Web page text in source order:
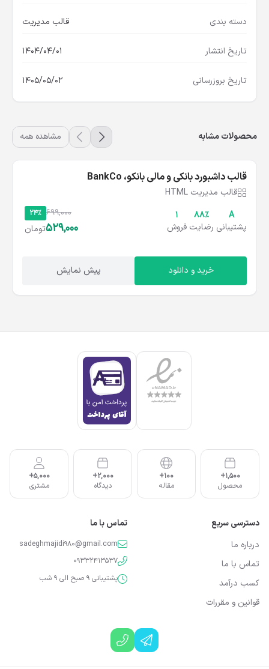
دسته بندی قالب مدیریت
تاریخ انتشار 1404/04/01
تاریخ بروزرسانی 1405/05/02
محصولات مشابه مشاهده همه
قالب داشبورد بانکی و مالی بانکو، BankCo
قالب مدیریت HTML
A
پشتیبانی
۸۸%
رضایت
1
فروش
24% 699,000
529,000تومان
خرید و دانلود پیش نمایش
1,500+
محصول
100+
مقاله
2,000+
دیدگاه
5,000+
مشتری
دسترسی سریع
درباره ما
تماس با ما
کسب درآمد
قوانین و مقررات
تماس با ما
sadeghmajidi980@gmail.com
09332413537
پشتیبانی 9 صبح الی 9 شب